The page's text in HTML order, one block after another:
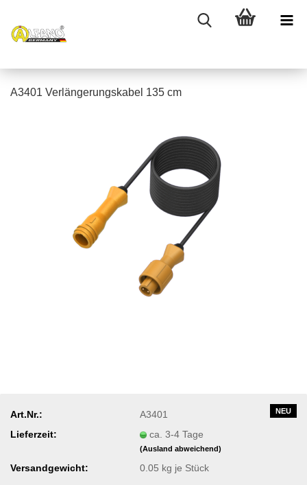
A3401 Verlängerungskabel 135 cm
NEU
Art.Nr.:
A3401
Lieferzeit:
ca. 3-4 Tage
(Ausland abweichend)
Versandgewicht: 0.05 kg je Stück